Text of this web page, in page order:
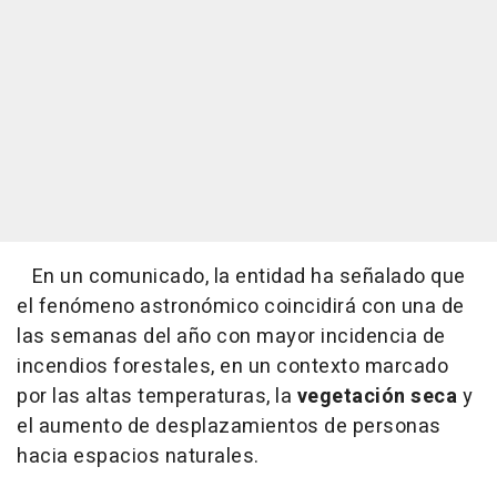
En un comunicado, la entidad ha señalado que
el fenómeno astronómico coincidirá con una de
las semanas del año con mayor incidencia de
incendios forestales, en un contexto marcado
por las altas temperaturas, la vegetación secay
el aumento de desplazamientos de personas
hacia espacios naturales.